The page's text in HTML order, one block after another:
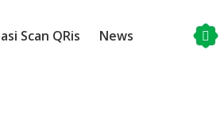
Scan QRis News